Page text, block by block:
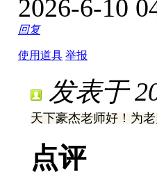
2026-6-10
回复
使用道具 举报
发表于
天下豪杰老师好！为
点评